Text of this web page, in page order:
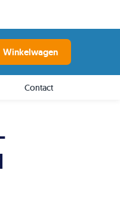
Winkelwagen
Contact